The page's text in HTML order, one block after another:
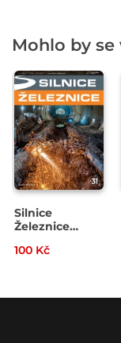
Mohlo by
Silnice
Železnice
100 Kč